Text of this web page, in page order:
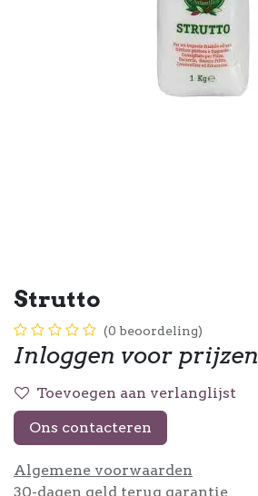
Strutto
(0 beoordeling)
Inloggen voor prijzen
Toevoegen aan verlanglijst
Ons contacteren
Algemene voorwaarden
30-dagen geld terug garantie